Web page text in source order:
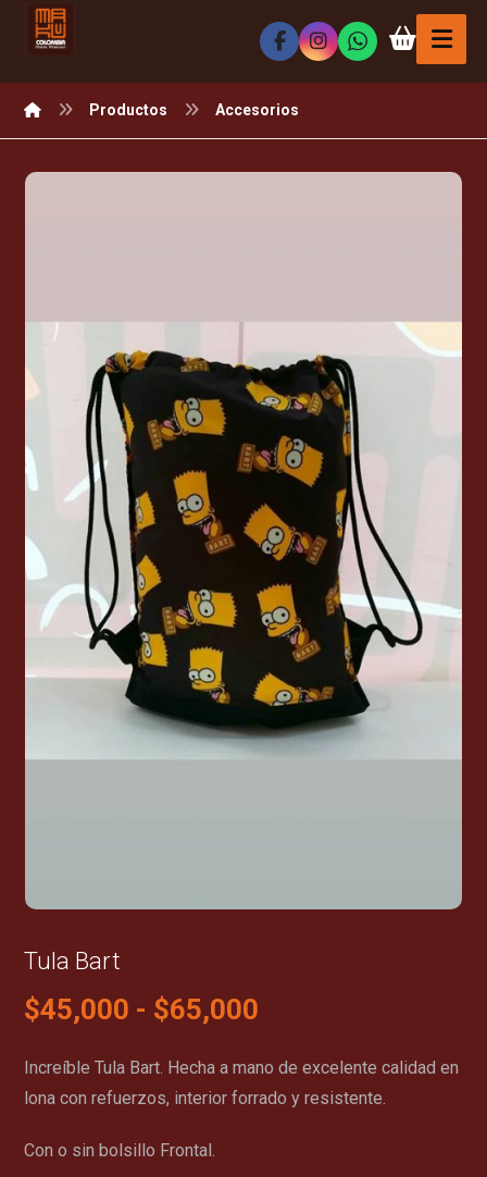
Productos Accesorios
Tula Bart
$45,000 - $65,000
Increíble Tula Bart. Hecha a mano de excelente calidad en
lona con refuerzos, interior forrado y resistente.
Con o sin bolsillo Frontal.